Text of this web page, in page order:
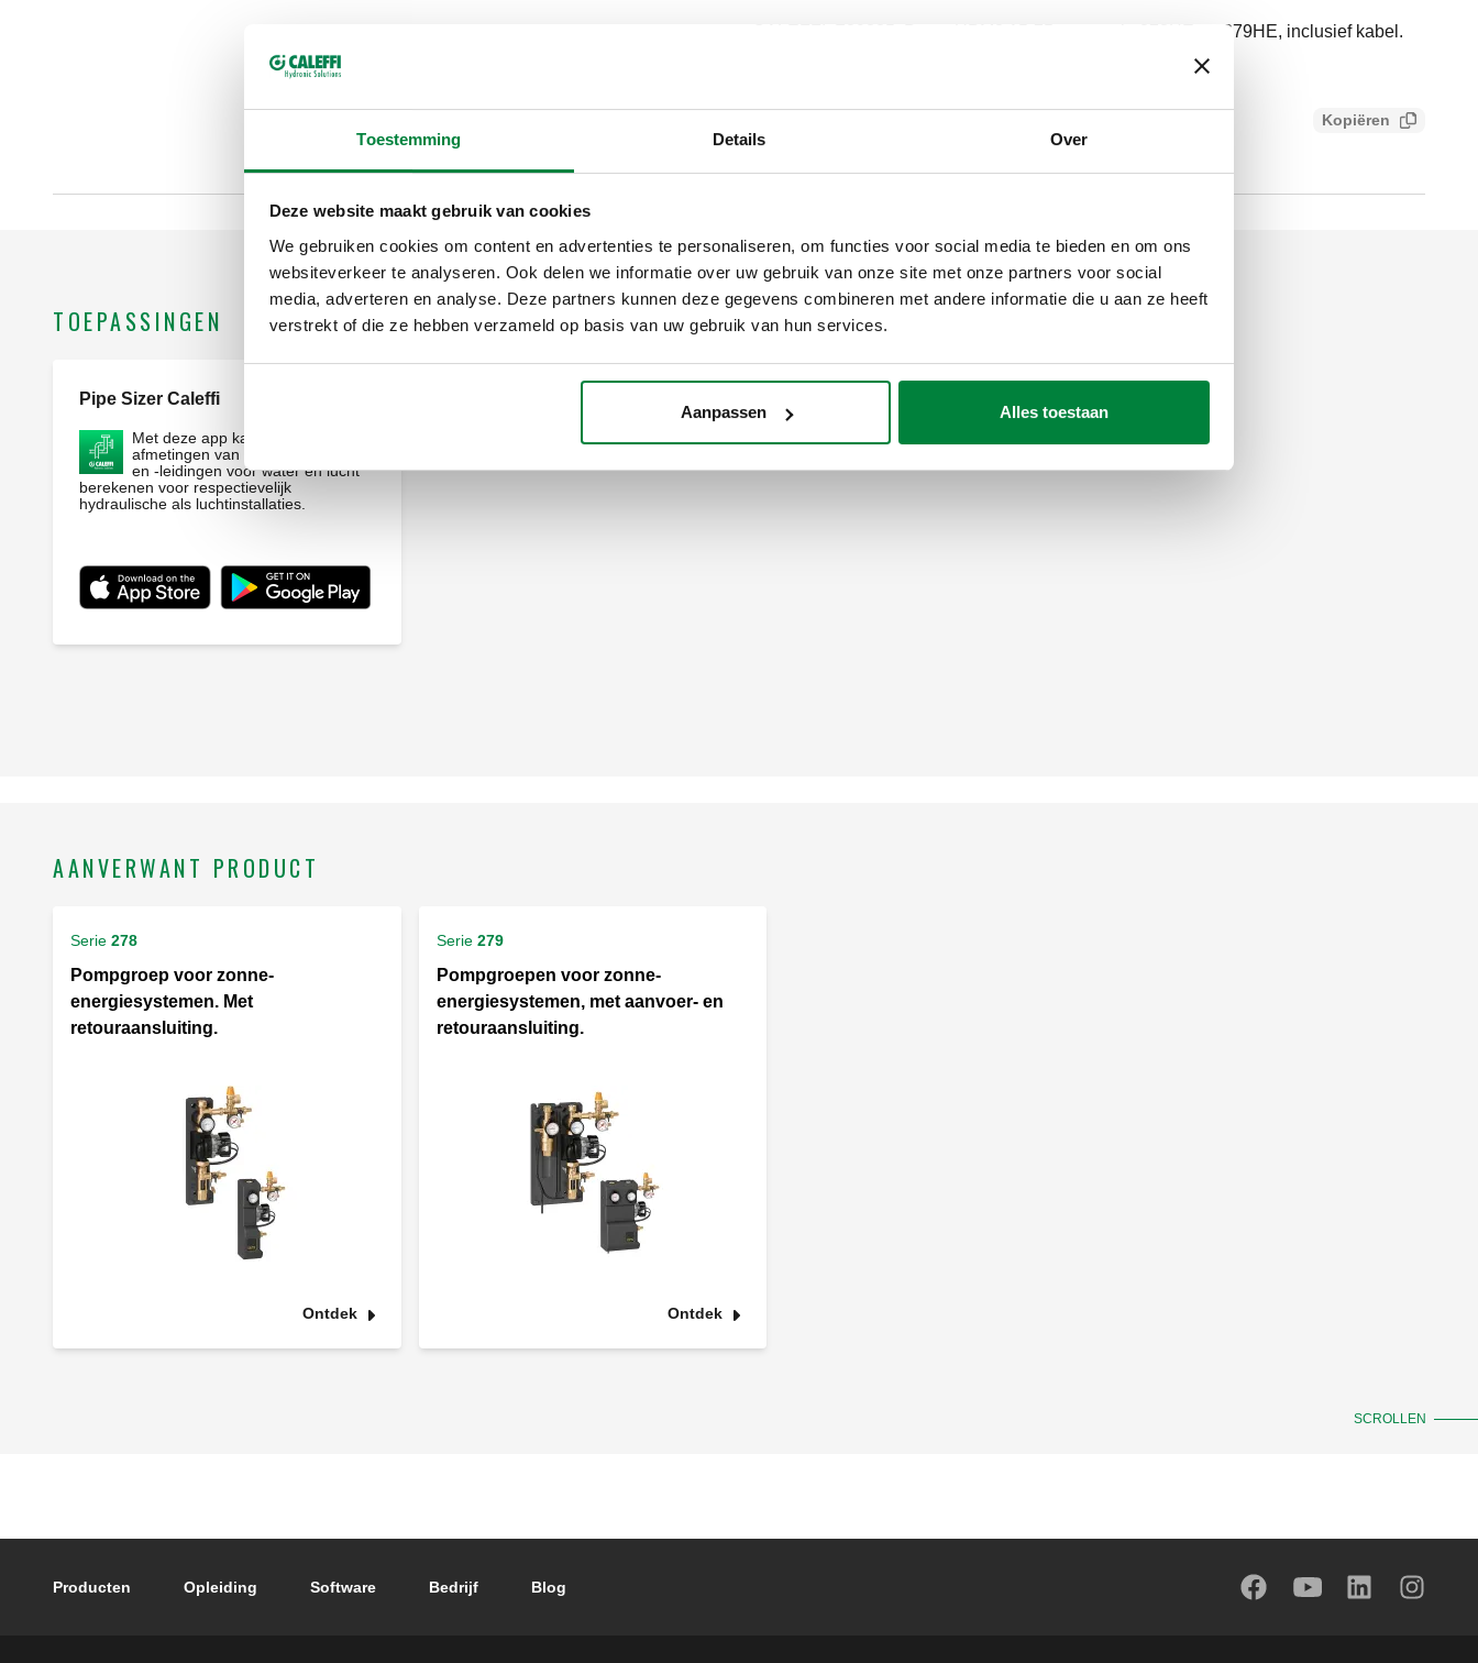
Toestemming Details Over
Deze website maakt gebruik van cookies
We gebruiken cookies om content en advertenties te personaliseren, om functies voor social media te bieden en om ons
websiteverkeer te analyseren. Ook delen we informatie over uw gebruik van onze site met onze partners voor social
media, adverteren en analyse. Deze partners kunnen deze gegevens combineren met andere informatie die u aan ze heeft
verstrekt of die ze hebben verzameld op basis van uw gebruik van hun services.
Aanpassen Alles toestaan
CALEFFI, F29885. Pomp UPM3 15-75 voor serie 278HE en 279HE, inclusief kabel.
SCIP code
19dbe8c5-bb92-4d75-92d7-815cad229757
Kopiëren
TOEPASSINGEN
Pipe Sizer Caleffi
Met deze app kan u de
afmetingen van de afvoerbuizen
en -leidingen voor water en lucht
berekenen voor respectievelijk
hydraulische als luchtinstallaties.
AANVERWANT PRODUCT
Serie 278
Pompgroep voor zonne-
energiesystemen. Met
retouraansluiting.
Ontdek
Serie 279
Pompgroepen voor zonne-
energiesystemen, met aanvoer- en
retouraansluiting.
Ontdek
SCROLLEN
Footer main navigation
Producten Opleiding Software Bedrijf Blog